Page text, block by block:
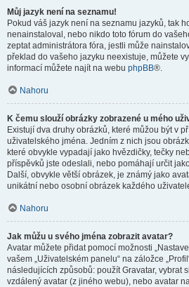
Můj jazyk není na seznamu!
Pokud váš jazyk není na seznamu jazyků, tak
nenainstaloval, nebo nikdo toto fórum do
zeptat administrátora fóra, jestli může
překlad do vašeho jazyku neexistuje, můžete
informací můžete najít na webu phpBB®.
Nahoru
K čemu slouží obrázky zobrazené u mého
Existují dva druhy obrázků, které můžou být v
uživatelského jména. Jedním z nich jsou
které obvykle vypadají jako hvězdičky, tečky
příspěvků jste odeslali, nebo pomáhají určit
Další, obvykle větší obrázek, je známý jako
unikátní nebo osobní obrázek každého
Nahoru
Jak můžu u svého jména zobrazit avatar?
Avatar můžete přidat pomocí možnosti
vašem „Uživatelském panelu“ na záložce
následujících způsobů: použít Gravatar, vybrat
vzdálený avatar (z jiného webu), nebo avatar